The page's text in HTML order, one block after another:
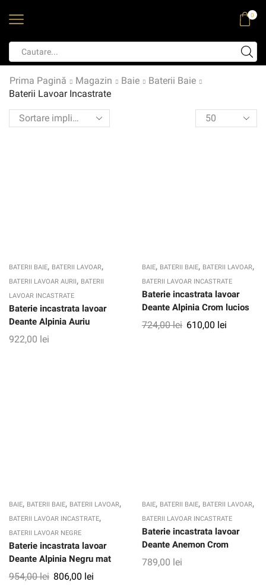
0
Prima Pagină Magazin Baie
Baterii Baie
Baterii Lavoar Incastrate
BATERII BAIE, BATERII LAVOAR,
BATERII LAVOAR AURII , BATERII
LAVOAR INCASTRATE
Baterie incastrata lavoar
Deante Alpinia Auriu
922,00 lei
BAIE, BATERII BAIE, BATERII LAVOAR,
BATERII LAVOAR INCASTRATE
Baterie incastrata lavoar
Deante Alpinia Crom lucios
724,00lei 610,00 lei
BAIE, BATERII BAIE, BATERII LAVOAR,
BATERII LAVOAR INCASTRATE,
BATERII LAVOAR NEGRE
Baterie incastrata lavoar
Deante Alpinia Negru mat
954,00lei 806,00 lei
BAIE, BATERII BAIE, BATERII LAVOAR,
BATERII LAVOAR INCASTRATE
Baterie incastrata lavoar
Deante Anemon Crom
789,00 lei